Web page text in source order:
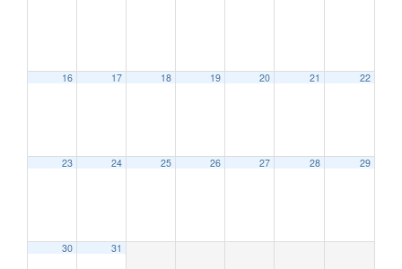
16 17 18 19 20 21 22
23 24 25 26 27 28 29
30 31
2:00 AM